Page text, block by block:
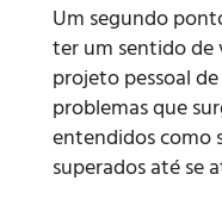
Um segundo
ter um sentido de
projeto pessoal
problemas que
entendidos como
superados até se